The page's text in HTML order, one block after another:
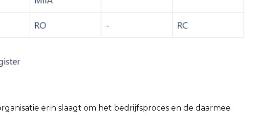
erin slaagt om het bedrijfsproces en de daarmee